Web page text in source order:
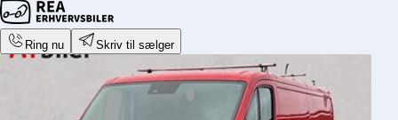
Ring nu Skriv til sælger